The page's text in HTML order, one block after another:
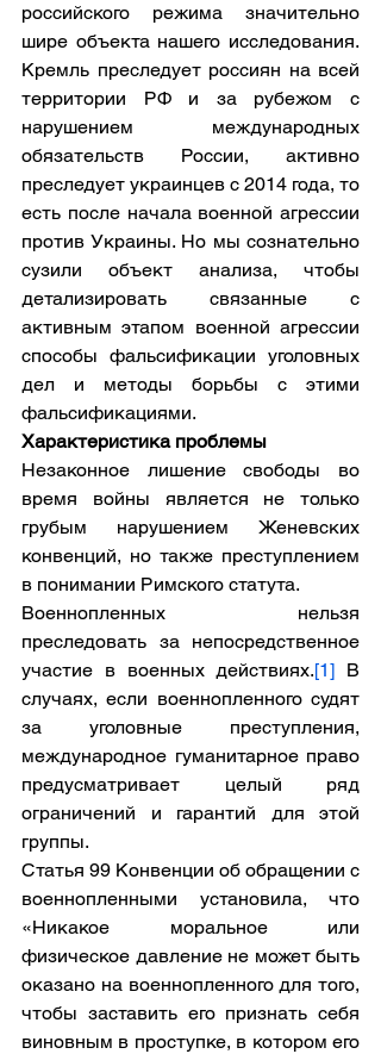
российского режима значительно
шире объекта нашего исследования.
Кремль преследует россиян на всей
территории РФ и за рубежом с
нарушением международных
обязательств России, активно
преследует украинцев с 2014 года, то
есть после начала военной агрессии
против Украины. Но мы сознательно
сузили объект анализа, чтобы
детализировать связанные с
активным этапом военной агрессии
способы фальсификации уголовных
дел и методы борьбы с этими
фальсификациями.
Характеристика проблемы
Незаконное лишение свободы во
время войны является не только
грубым нарушением Женевских
конвенций, но также преступлением
в понимании Римского статута.
Военнопленных нельзя
преследовать за непосредственное
участие в военных действиях.[1] В
случаях, если военнопленного судят
за уголовные преступления,
международное гуманитарное право
предусматривает целый ряд
ограничений и гарантий для этой
группы.
Статья 99 Конвенции об обращении с
военнопленными установила, что
«Никакое моральное или
физическое давление не может быть
оказано на военнопленного для того,
чтобы заставить его признать себя
виновным в проступке, в котором его